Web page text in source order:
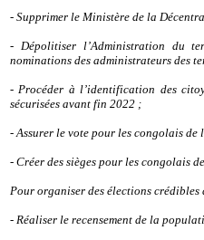
- Supprimer le Ministère de la
- Dépolitiser l’Administration du
nominations des administrateurs des
- Procéder à l’identification des
sécurisées avant fin 2022 ;
- Assurer le vote pour les congolais
- Créer des sièges pour les congolais
Pour organiser des élections
- Réaliser le recensement de la